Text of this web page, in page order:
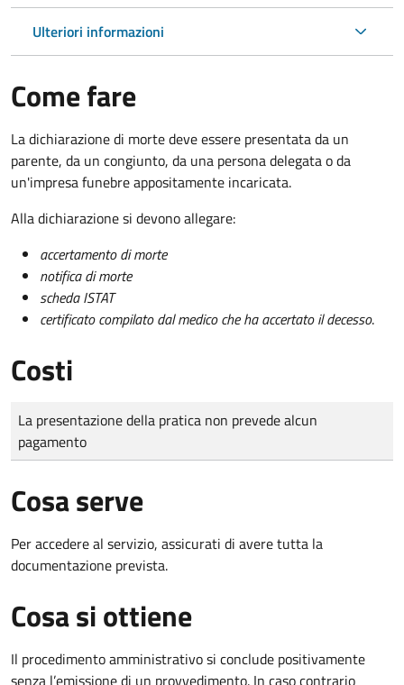
Ulteriori informazioni
Come fare
La dichiarazione di morte deve essere presentata da un
parente, da un congiunto, da una persona delegata o da
un'impresa funebre appositamente incaricata.
Alla dichiarazione si devono allegare:
accertamento di morte
notifica di morte
scheda ISTAT
certificato compilato dal medico che ha accertato il decesso.
Costi
Tipo di pagamento
Importo
La presentazione della pratica non prevede alcun
pagamento
Cosa serve
Per accedere al servizio, assicurati di avere tutta la
documentazione prevista.
Cosa si ottiene
Il procedimento amministrativo si conclude positivamente
senza l’emissione di un provvedimento. In caso contrario